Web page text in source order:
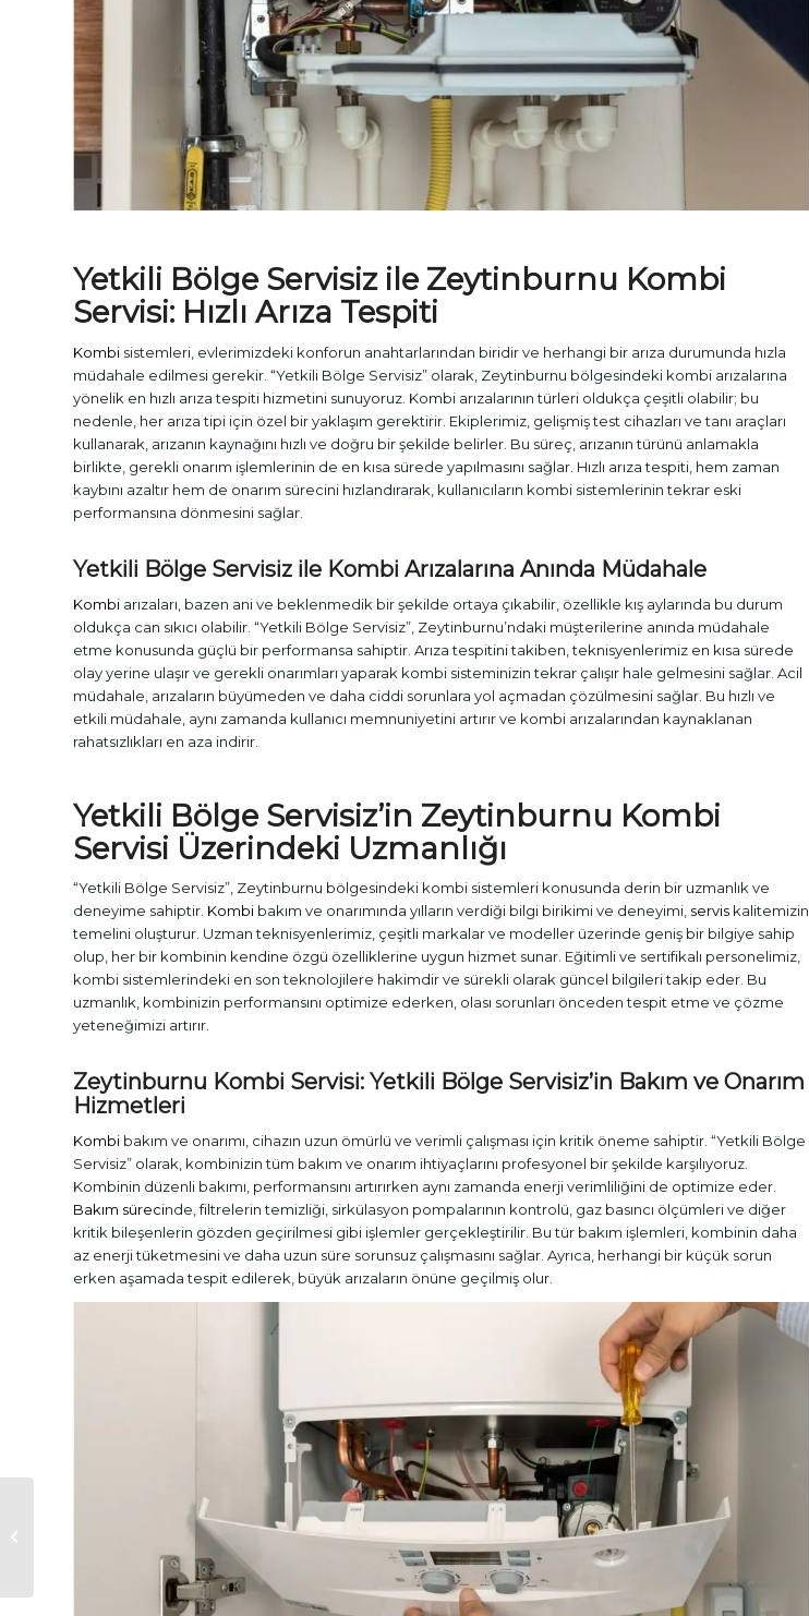
Yetkili Bölge Servisiz ile Zeytinburnu Kombi
Servisi: Hızlı Arıza Tespiti
Kombi sistemleri, evlerimizdeki konforun anahtarlarından biridir ve herhangi bir arıza durumunda hızla
müdahale edilmesi gerekir. “Yetkili Bölge Servisiz” olarak, Zeytinburnu bölgesindeki kombi arızalarına
yönelik en hızlı arıza tespiti hizmetini sunuyoruz. Kombi arızalarının türleri oldukça çeşitli olabilir; bu
nedenle, her arıza tipi için özel bir yaklaşım gerektirir. Ekiplerimiz, gelişmiş test cihazları ve tanı araçları
kullanarak, arızanın kaynağını hızlı ve doğru bir şekilde belirler. Bu süreç, arızanın türünü anlamakla
birlikte, gerekli onarım işlemlerinin de en kısa sürede yapılmasını sağlar. Hızlı arıza tespiti, hem zaman
kaybını azaltır hem de onarım sürecini hızlandırarak, kullanıcıların kombi sistemlerinin tekrar eski
performansına dönmesini sağlar.
Yetkili Bölge Servisiz ile Kombi Arızalarına Anında Müdahale
Kombi arızaları, bazen ani ve beklenmedik bir şekilde ortaya çıkabilir, özellikle kış aylarında bu durum
oldukça can sıkıcı olabilir. “Yetkili Bölge Servisiz”, Zeytinburnu’ndaki müşterilerine anında müdahale
etme konusunda güçlü bir performansa sahiptir. Arıza tespitini takiben, teknisyenlerimiz en kısa sürede
olay yerine ulaşır ve gerekli onarımları yaparak kombi sisteminizin tekrar çalışır hale gelmesini sağlar. Acil
müdahale, arızaların büyümeden ve daha ciddi sorunlara yol açmadan çözülmesini sağlar. Bu hızlı ve
etkili müdahale, aynı zamanda kullanıcı memnuniyetini artırır ve kombi arızalarından kaynaklanan
rahatsızlıkları en aza indirir.
Yetkili Bölge Servisiz’in Zeytinburnu Kombi
Servisi Üzerindeki Uzmanlığı
“Yetkili Bölge Servisiz”, Zeytinburnu bölgesindeki kombi sistemleri konusunda derin bir uzmanlık ve
deneyime sahiptir. Kombi bakım ve onarımında yılların verdiği bilgi birikimi ve deneyimi, servis kalitemizin
temelini oluşturur. Uzman teknisyenlerimiz, çeşitli markalar ve modeller üzerinde geniş bir bilgiye sahip
olup, her bir kombinin kendine özgü özelliklerine uygun hizmet sunar. Eğitimli ve sertifikalı personelimiz,
kombi sistemlerindeki en son teknolojilere hakimdir ve sürekli olarak güncel bilgileri takip eder. Bu
uzmanlık, kombinizin performansını optimize ederken, olası sorunları önceden tespit etme ve çözme
yeteneğimizi artırır.
Zeytinburnu Kombi Servisi: Yetkili Bölge Servisiz’in Bakım ve Onarım
Hizmetleri
Kombi bakım ve onarımı, cihazın uzun ömürlü ve verimli çalışması için kritik öneme sahiptir. “Yetkili Bölge
Servisiz” olarak, kombinizin tüm bakım ve onarım ihtiyaçlarını profesyonel bir şekilde karşılıyoruz.
Kombinin düzenli bakımı, performansını artırırken aynı zamanda enerji verimliliğini de optimize eder.
Bakım sürecinde, filtrelerin temizliği, sirkülasyon pompalarının kontrolü, gaz basıncı ölçümleri ve diğer
kritik bileşenlerin gözden geçirilmesi gibi işlemler gerçekleştirilir. Bu tür bakım işlemleri, kombinin daha
az enerji tüketmesini ve daha uzun süre sorunsuz çalışmasını sağlar. Ayrıca, herhangi bir küçük sorun
erken aşamada tespit edilerek, büyük arızaların önüne geçilmiş olur.